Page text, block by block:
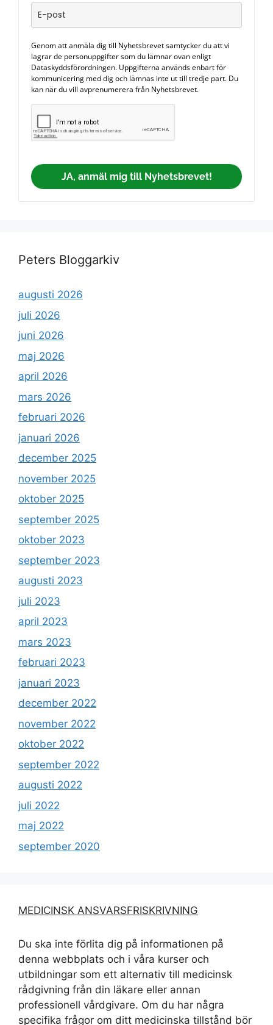
Genom att anmäla dig till Nyhetsbrevet samtycker du att vi
lagrar de personuppgifter som du lämnar ovan enligt
Dataskyddsförordningen. Uppgifterna används enbart för
kommunicering med dig och lämnas inte ut till tredje part. Du
kan när du vill avprenumerera från Nyhetsbrevet.
JA, anmäl mig till Nyhetsbrevet!
Peters Bloggarkiv
augusti 2026
juli 2026
juni 2026
maj 2026
april 2026
mars 2026
februari 2026
januari 2026
december 2025
november 2025
oktober 2025
september 2025
oktober 2023
september 2023
augusti 2023
juli 2023
april 2023
mars 2023
februari 2023
januari 2023
december 2022
november 2022
oktober 2022
september 2022
augusti 2022
juli 2022
maj 2022
september 2020
MEDICINSK ANSVARSFRISKRIVNING
Du ska inte förlita dig på informationen på
denna webbplats och i våra kurser och
utbildningar som ett alternativ till medicinsk
rådgivning från din läkare eller annan
professionell vårdgivare. Om du har några
specifika frågor om ditt medicinska tillstånd bör